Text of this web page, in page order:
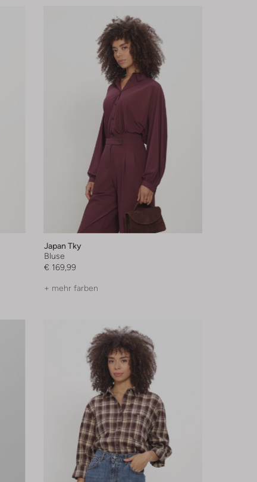
Japan Tky
Bluse
€ 169,99
+ mehr farben